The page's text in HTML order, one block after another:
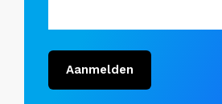
Aanmelden